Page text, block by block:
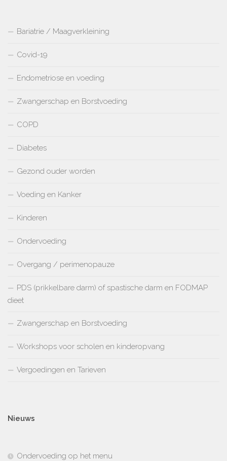
Bariatrie / Maagverkleining
Covid-19
Endometriose en voeding
Zwangerschap en Borstvoeding
COPD
Diabetes
Gezond ouder worden
Voeding en Kanker
Kinderen
Ondervoeding
Overgang / perimenopauze
PDS (prikkelbare darm) of spastische darm en FODMAP
dieet
Zwangerschap en Borstvoeding
Workshops voor scholen en kinderopvang
Vergoedingen en Tarieven
Nieuws
Ondervoeding op het menu